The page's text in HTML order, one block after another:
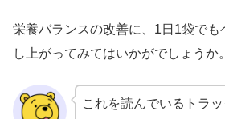
栄養バランスの改善に、1日1袋でも
し上がってみてはいかがでしょうか。
これを読んでいるトラ